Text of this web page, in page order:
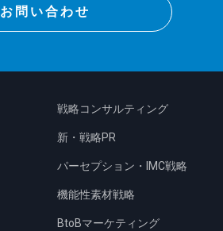
お問い合わせ
戦略コンサルティング
新・戦略PR
パーセプション・IMC戦略
機能性素材戦略
BtoBマーケティング